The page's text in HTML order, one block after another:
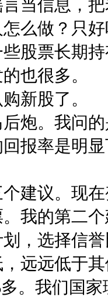
当信息，
么做？只
股票长期
也很多。
新股了。
炮。我问
报率是明
建议。现
我的第二
，选择信
远远低于
。我们国